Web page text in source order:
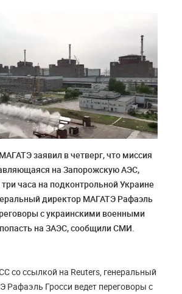
заявил в четверг, что миссия
на Запорожскую АЭС,
часа на подконтрольной Украине
директор МАГАТЭ Рафаэль
с украинскими военными
на ЗАЭС, сообщили СМИ.
со ссылкой на Reuters, генеральный
Рафаэль Гросси ведет переговоры с